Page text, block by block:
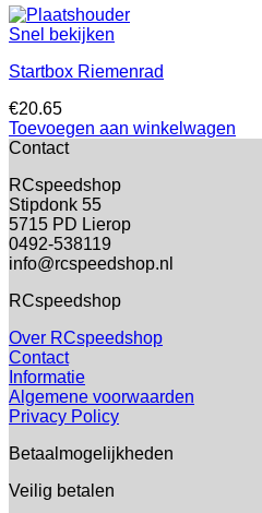
Snel bekijken
Startbox Riemenrad
€20.65
Toevoegen aan winkelwagen
Contact
RCspeedshop
Stipdonk 55
5715 PD Lierop
0492-538119
info@rcspeedshop.nl
RCspeedshop
Over RCspeedshop
Contact
Informatie
Algemene voorwaarden
Privacy Policy
Betaalmogelijkheden
Veilig betalen